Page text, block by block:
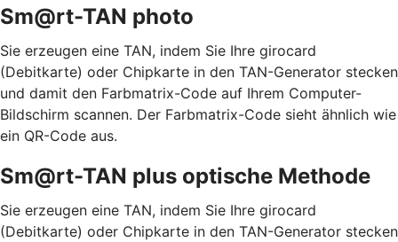
Sm@rt-TAN photo
Sie erzeugen eine TAN, indem Sie Ihre girocard
(Debitkarte) oder Chipkarte in den TAN-Generator stecken
und damit den Farbmatrix-Code auf Ihrem Computer-
Bildschirm scannen. Der Farbmatrix-Code sieht ähnlich wie
ein QR-Code aus.
Sm@rt-TAN plus optische Methode
Sie erzeugen eine TAN, indem Sie Ihre girocard
(Debitkarte) oder Chipkarte in den TAN-Generator stecken